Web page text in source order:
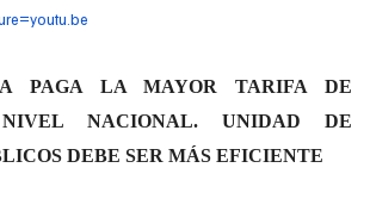
PAGA LA MAYOR TARIFA DE
NACIONAL. UNIDAD DE
DEBE SER MÁS EFICIENTE